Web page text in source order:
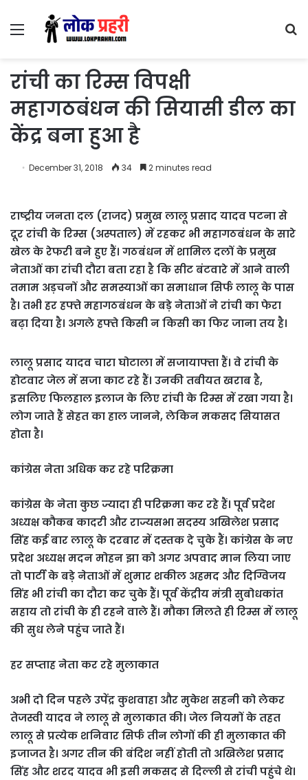
Menu
रांची का रिम्स विपक्षी
महागठबंधन की सियासी डील का
केंद्र बना हुआ है
December 31, 2018 34 2 minutes read
राष्‍ट्रीय जनता दल (राजद) प्रमुख लालू प्रसाद यादव पटना से
दूर रांची के रिम्स (अस्पताल) में रहकर भी महागठबंधन के सारे
खेल के रेफरी बने हुए हैं। गठबंधन में शामिल दलों के प्रमुख
नेताओं का रांची दौरा बता रहा है कि सीट बंटवारे में आने वाली
तमाम अड़चनों और समस्याओं का समाधान सिर्फ लालू के पास
है। तभी हर हफ्ते महागठबंधन के बड़े नेताओं ने रांची का फेरा
बढ़ा दिया है। अगले हफ्ते किसी न किसी का फिर जाना तय है।
लालू प्रसाद यादव चारा घोटाला में सजायाफ्ता हैं। वे रांची के
होटवार जेल में सजा काट रहे हैं। उनकी तबीयत खराब है,
इसलिए फिलहाल इलाज के लिए रांची के रिम्स में रखा गया है।
लोग जाते हैं सेहत का हाल जानने, लेकिन मकसद सियासत
होता है।
कांग्रेस नेता अधिक कर रहे परिक्रमा
कांग्रेस के नेता कुछ ज्यादा ही परिक्रमा कर रहे हैं। पूर्व प्रदेश
अध्यक्ष कौकब कादरी और राज्यसभा सदस्य अखिलेश प्रसाद
सिंह कई बार लालू के दरबार में दस्तक दे चुके हैं। कांग्रेस के नए
प्रदेश अध्यक्ष मदन मोहन झा को अगर अपवाद मान लिया जाए
तो पार्टी के बड़े नेताओं में शुमार शकील अहमद और दिग्विजय
सिंह भी रांची का दौरा कर चुके हैं। पूर्व केंद्रीय मंत्री सुबोधकांत
सहाय तो रांची के ही रहने वाले हैं। मौका मिलते ही रिम्स में लालू
की सुध लेने पहुंच जाते हैं।
हर सप्‍ताह नेता कर रहे मुलाकात
अभी दो दिन पहले उपेंद्र कुशवाहा और मुकेश सहनी को लेकर
तेजस्वी यादव ने लालू से मुलाकात की। जेल नियमों के तहत
लालू से प्रत्येक शनिवार सिर्फ तीन लोगों की ही मुलाकात की
इजाजत है। अगर तीन की बंदिश नहीं होती तो अखिलेश प्रसाद
सिंह और शरद यादव भी इसी मकसद से दिल्ली से रांची पहुंचे थे।